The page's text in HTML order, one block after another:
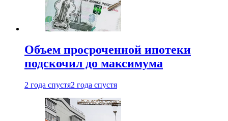
Объем просроченной ипотеки
подскочил до максимума
2 года спустя2 года спустя